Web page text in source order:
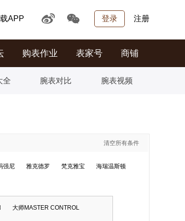
登录 注册
APP
购表作业 表家号 商铺
全 腕表对比 腕表视频
清空所有条件
强尼 雅克德罗 梵克雅宝 海瑞温斯顿
大师MASTER CONTROL